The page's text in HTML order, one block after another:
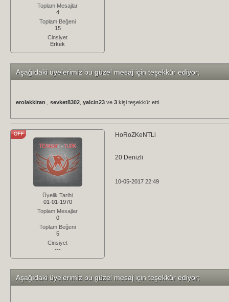
Toplam Mesajlar
4
Toplam Beğeni
15
Cinsiyet
Erkek
Aşağıdaki üyelerimiz bu güzel mesaj için teşekkür ediyor;
erolakkiran sevket8302 yalcin23 ve 3 kişi teşekkür etti.
Üyelik Tarihi
01-01-1970
Toplam Mesajlar
0
Toplam Beğeni
5
Cinsiyet
---
HoRoZKeNTLi
20 Denizli
10-05-2017 22:49
Aşağıdaki üyelerimiz bu güzel mesaj için teşekkür ediyor;